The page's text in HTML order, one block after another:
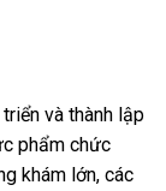
và thành lập
phẩm chức
khám lớn, các